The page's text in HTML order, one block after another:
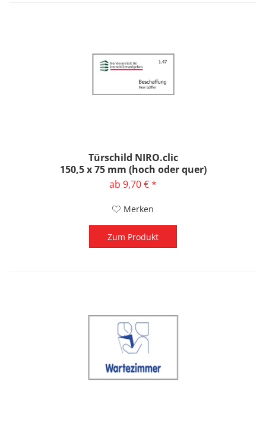
Türschild NIRO.clic
150,5 x 75 mm (hoch oder quer)
ab 9,70 € *
Merken
Zum Produkt